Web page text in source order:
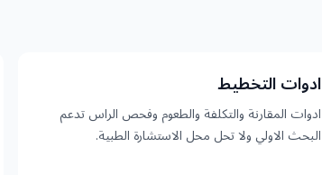
ادوات التخطيط
ادوات المقارنة والتكلفة والطعوم وفحص الراس تدعم
البحث الاولي ولا تحل محل الاستشارة الطبية.